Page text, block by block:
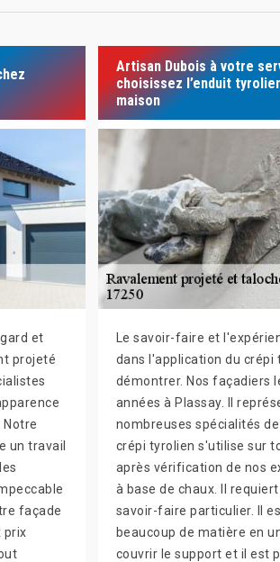
et
projeté
un travail
façade
prix
Artisan Dubois à votre
choisissez l’enduit
maison
Le savoir-faire et
dans l'application du crépi
démontrer. Nos façadiers
années à Plassay. Il
nombreuses spécialités
crépi tyrolien s'utilise sur
après vérification de nos
à base de chaux. Il
savoir-faire particulier. Il
beaucoup de matière en
couvrir le support et il est